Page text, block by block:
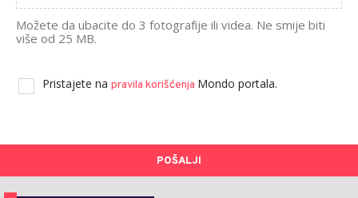
Možete da ubacite do 3 fotografije ili videa. Ne smije biti
više od 25 MB.
Pristajete na pravila korišćenja Mondo portala.
POŠALJI